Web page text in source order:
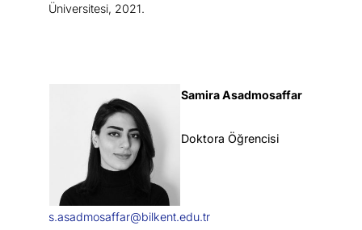
Üniversitesi, 2021.
Samira Asadmosaffar
Doktora Öğrencisi
s.asadmosaffar@bilkent.edu.tr